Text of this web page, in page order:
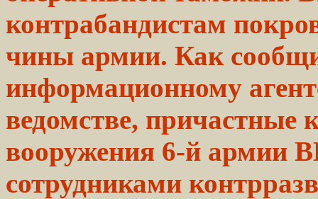
контрабандистам
чины армии. Как
информационному
ведомстве, причастные
вооружения 6-й
сотрудниками